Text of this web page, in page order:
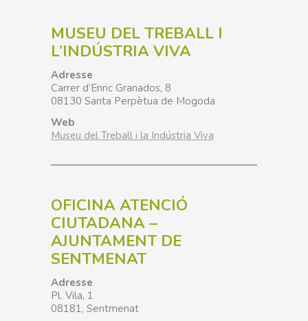
MUSEU DEL TREBALL I
L’INDÚSTRIA VIVA
Adresse
Carrer d’Enric Granados, 8
08130 Santa Perpètua de Mogoda
Web
Museu del Treball i la Indústria Viva
OFICINA ATENCIÓ
CIUTADANA –
AJUNTAMENT DE
SENTMENAT
Adresse
Pl. Vila, 1
08181, Sentmenat